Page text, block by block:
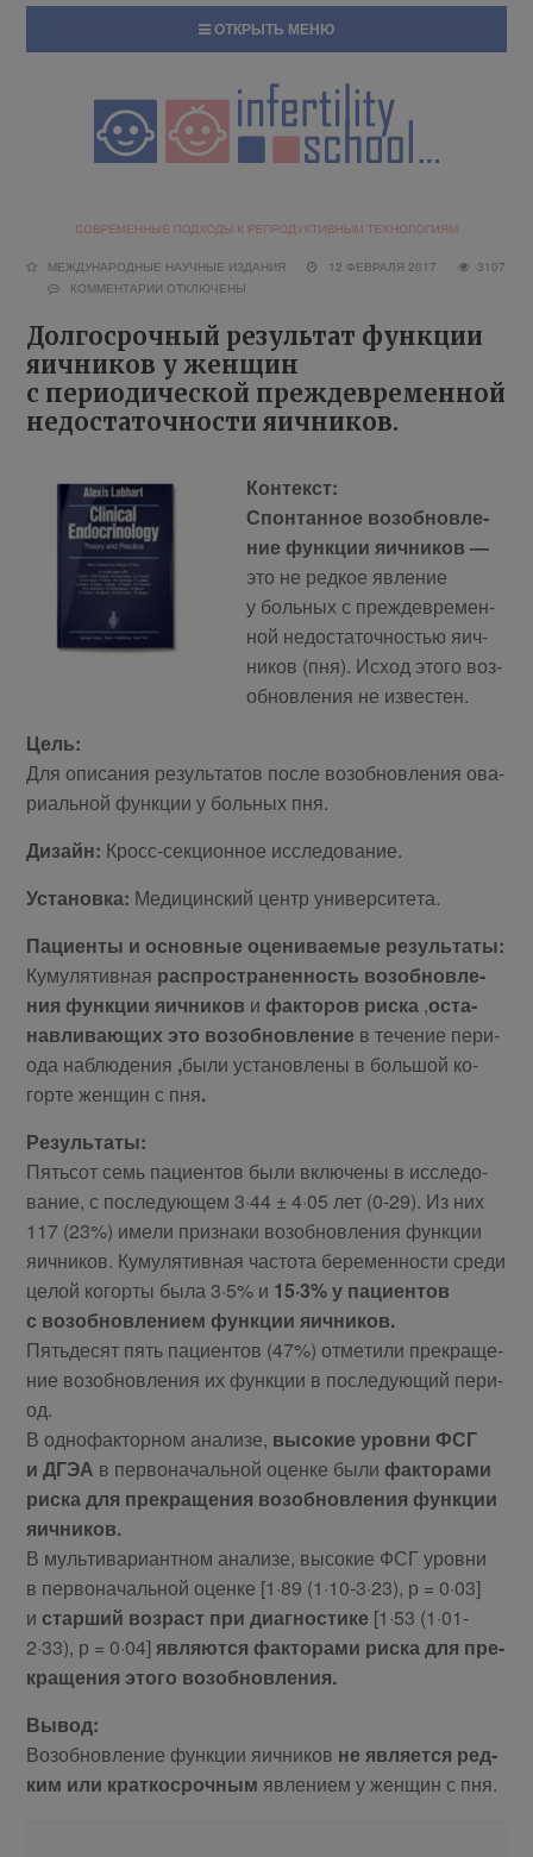
ОТКРЫТЬ МЕНЮ
МЕЖДУНАРОДНЫЕ НАУЧНЫЕ ИЗДАНИЯ 12 ФЕВРАЛЯ 2017
3107
КОММЕНТАРИИ ОТКЛЮЧЕНЫ
Долгосрочный результат функции
яичников у женщин
с периодической преждевременной
недостаточности яичников.
Кон­текст:
Спон­тан­ное воз­об­нов­ле­
ние функ­ции яич­ни­ков —
это не ред­кое яв­ле­ние
у боль­ных с преж­девре­мен­
ной недо­ста­точ­но­стью яич­
ни­ков (пня). Ис­ход это­го воз­
об­нов­ле­ния не из­ве­стен.
Цель:
Для опи­са­ния ре­зуль­та­тов по­сле воз­об­нов­ле­ния ова­
ри­аль­ной функ­ции у боль­ных пня.
Ди­зайн: Кросс-сек­ци­он­ное ис­сле­до­ва­ние.
Уста­нов­ка: Ме­ди­цин­ский центр уни­вер­си­те­та.
Па­ци­ен­ты и ос­нов­ные оце­ни­ва­е­мые ре­зуль­та­ты:
Ку­му­ля­тив­ная рас­про­стра­нен­ность воз­об­нов­ле­
ния функ­ции яич­ни­ков ифак­то­ров рис­ка ,оста­
нав­ли­ва­ю­щих это воз­об­нов­ле­ние в те­че­ние пе­ри­
о­да на­блю­де­ния ,бы­ли уста­нов­ле­ны в боль­шой ко­
гор­те жен­щин с пня.
Ре­зуль­та­ты:
Пять­сот семь па­ци­ен­тов бы­ли вклю­че­ны в ис­сле­до­
ва­ние, с по­сле­ду­ю­щем 3·44 ± 4·05 лет (0-29). Из них
117 (23%) име­ли при­зна­ки воз­об­нов­ле­ния функ­ции
яич­ни­ков. Ку­му­ля­тив­ная ча­сто­та бе­ре­мен­но­сти сре­ди
це­лой ко­гор­ты бы­ла 3·5% и 15·3% у па­ци­ен­тов
с воз­об­нов­ле­ни­ем функ­ции яич­ни­ков.
Пять­де­сят пять па­ци­ен­тов (47%) от­ме­ти­ли пре­кра­ще­
ние воз­об­нов­ле­ния их функ­ции в по­сле­ду­ю­щий пе­ри­
од.
В од­но­фак­тор­ном ана­ли­зе, вы­со­кие уров­ни ФСГ
и ДГЭА в пер­во­на­чаль­ной оцен­ке бы­лифак­то­ра­ми
рис­ка для пре­кра­ще­ния воз­об­нов­ле­ния функ­ции
яич­ни­ков.
В муль­ти­ва­ри­ант­ном ана­ли­зе, вы­со­кие ФСГ уров­ни
в пер­во­на­чаль­ной оцен­ке [1·89 (1·10-3·23), р = 0·03]
истар­ший воз­раст при ди­а­гно­сти­ке [1·53 (1·01-
2·33), р = 0·04]яв­ля­ют­ся фак­то­ра­ми рис­ка для пре­
кра­ще­ния это­го воз­об­нов­ле­ния.
Вы­вод:
Воз­об­нов­ле­ние функ­ции яич­ни­ков не яв­ля­ет­ся ред­
ким или крат­ко­сроч­ным яв­ле­ни­ем у жен­щин с пня.